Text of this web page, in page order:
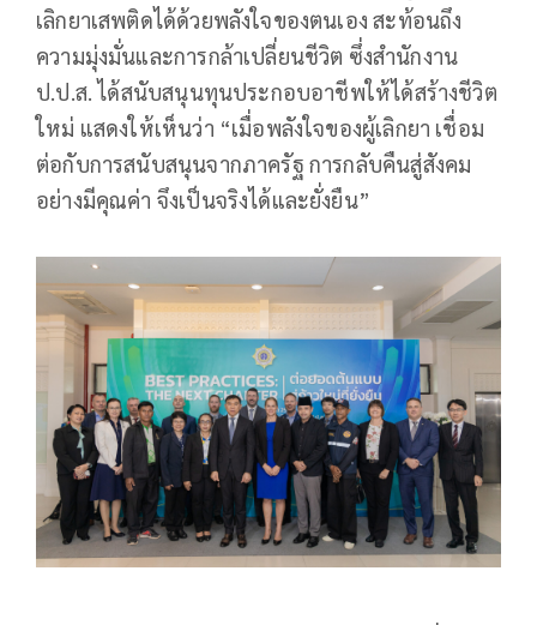
เลิกยาเสพติดได้ด้วยพลังใจของตนเอง สะท้อนถึง
ความมุ่งมั่นและการกล้าเปลี่ยนชีวิต ซึ่งสำนักงาน
ป.ป.ส. ได้สนับสนุนทุนประกอบอาชีพให้ได้สร้างชีวิต
ใหม่ แสดงให้เห็นว่า “เมื่อพลังใจของผู้เลิกยา เชื่อม
ต่อกับการสนับสนุนจากภาครัฐ การกลับคืนสู่สังคม
อย่างมีคุณค่า จึงเป็นจริงได้และยั่งยืน”